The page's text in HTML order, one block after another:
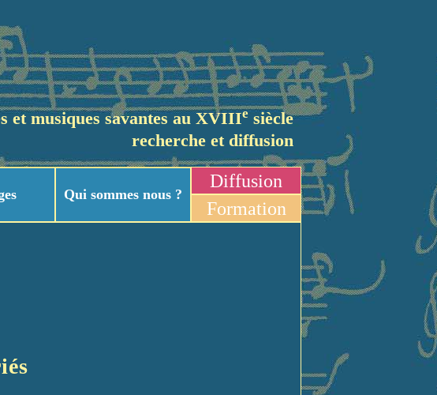
et musiques savantes au XVIIIesiècle
recherche et diffusion
Qui sommes nous ?
Diffusion
Formation